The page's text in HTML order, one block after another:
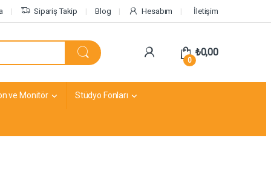
Sipariş Takip Blog Hesabım İletişim
0
₺0,00
ve Monitör Stüdyo Fonları